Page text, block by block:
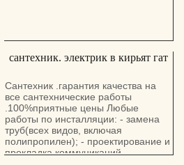
сантехник. электрик в кирьят гат
Сантехник .гарантия качества на
все сантехнические работы
.100%приятные цены Любые
работы по инсталляции: - замена
труб(всех видов, включая
полипропилен); - проектирование и
прокладка коммуникаций